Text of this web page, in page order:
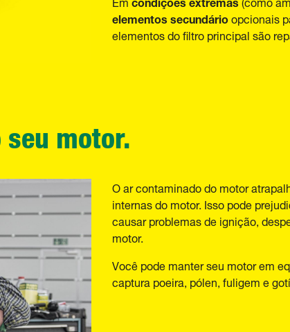
elementos secundárioopcionais
elementos do filtro principal são
motor.
O ar contaminado do motor
internas do motor. Isso pode
causar problemas de ignição,
motor.
Você pode manter seu motor em
captura poeira, pólen, fuligem e